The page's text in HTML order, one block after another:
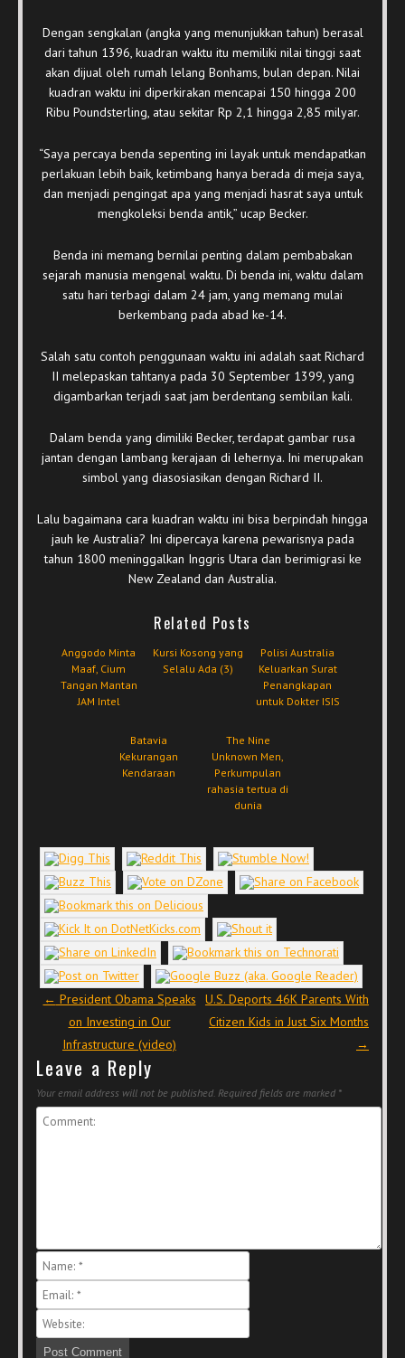
Dengan sengkalan (angka yang menunjukkan tahun) berasal
dari tahun 1396, kuadran waktu itu memiliki nilai tinggi saat
akan dijual oleh rumah lelang Bonhams, bulan depan. Nilai
kuadran waktu ini diperkirakan mencapai 150 hingga 200
Ribu Poundsterling, atau sekitar Rp 2,1 hingga 2,85 milyar.
“Saya percaya benda sepenting ini layak untuk mendapatkan
perlakuan lebih baik, ketimbang hanya berada di meja saya,
dan menjadi pengingat apa yang menjadi hasrat saya untuk
mengkoleksi benda antik,” ucap Becker.
Benda ini memang bernilai penting dalam pembabakan
sejarah manusia mengenal waktu. Di benda ini, waktu dalam
satu hari terbagi dalam 24 jam, yang memang mulai
berkembang pada abad ke-14.
Salah satu contoh penggunaan waktu ini adalah saat Richard
II melepaskan tahtanya pada 30 September 1399, yang
digambarkan terjadi saat jam berdentang sembilan kali.
Dalam benda yang dimiliki Becker, terdapat gambar rusa
jantan dengan lambang kerajaan di lehernya. Ini merupakan
simbol yang diasosiasikan dengan Richard II.
Lalu bagaimana cara kuadran waktu ini bisa berpindah hingga
jauh ke Australia? Ini dipercaya karena pewarisnya pada
tahun 1800 meninggalkan Inggris Utara dan berimigrasi ke
New Zealand dan Australia.
Related Posts
Anggodo Minta
Maaf, Cium
Tangan Mantan
JAM Intel
Kursi Kosong yang
Selalu Ada (3)
Polisi Australia
Keluarkan Surat
Penangkapan
untuk Dokter ISIS
Batavia
Kekurangan
Kendaraan
The Nine
Unknown Men,
Perkumpulan
rahasia tertua di
dunia
Post navigation
← President Obama Speaks
on Investing in Our
Infrastructure (video)
U.S. Deports 46K Parents With
Citizen Kids in Just Six Months
→
Leave a Reply
Your email address will not be published. Required fields are marked *